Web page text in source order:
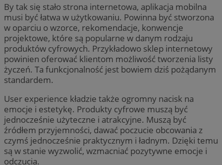
By tak się stało strona internetowa, aplikacja mobilna
musi być łatwa w użytkowaniu. Powinna być stworzona
w oparciu o wzorce, rekomendacje, konwencje
projektowe, które są popularne w danym rodzaju
produktów cyfrowych. Przykładowo sklep internetowy
powinien oferować klientom możliwość tworzenia listy
życzeń. Ta funkcjonalność jest bowiem dziś pożądanym
standardem.
User experience kładzie także ogromny nacisk na
emocje i estetykę. Produkty cyfrowe muszą być
jednocześnie użyteczne i atrakcyjne. Muszą być
źródłem przyjemności, dawać poczucie obcowania z
czymś jednocześnie praktycznym i ładnym. Dzięki temu
są w stanie wyzwolić, wzmacniać pozytywne emocje i
odczucia.